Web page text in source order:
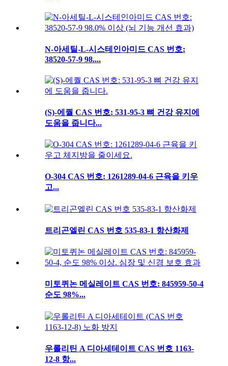
N-아세틸-L-시스테인아미드 CAS 번호:
38520-57-9 98....
(S)-에퀄 CAS 번호: 531-95-3 뼈 건강 유지에
도움을 줍니다...
O-304 CAS 번호: 1261289-04-6 근육을 키우
고...
트리곤엘린 CAS 번호 535-83-1 항산화제
미토퀴논 메실레이트 CAS 번호: 845959-50-4
순도 98%...
우롤리틴 A 디아세테이트 CAS 번호 1163-
12-8 항...